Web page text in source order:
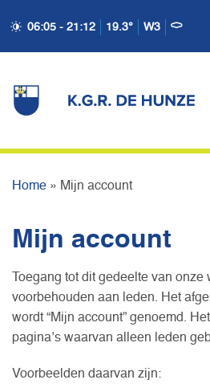
06:05 - 21:12 19.3° W3
Home » Mijn account
Mijn account
Toegang tot dit gedeelte van onze
voorbehouden aan leden. Het
wordt “Mijn account” genoemd.
pagina’s waarvan alleen leden
Voorbeelden daarvan zijn: